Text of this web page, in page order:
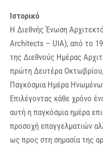
Ιστορικό
Η Διεθνής Ένωση
Architects – UIA), από το
της Διεθνούς Ημέρας
πρώτη Δευτέρα
Παγκόσμια Ημέρα
Επιλέγοντας κάθε χρόνο
αυτή η παγκόσμια ημέρα
προσοχή επαγγελματιών
ως προς στη σημασία της